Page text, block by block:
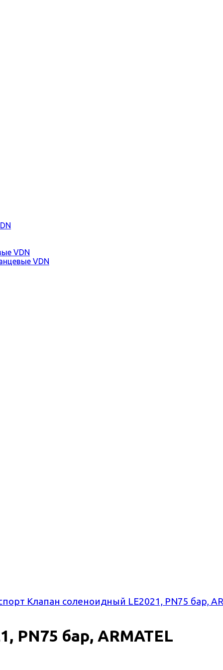
VDN
VDN
Клапан соленоидный LE2021, PN75 бар,
PN75 бар, ARMATEL